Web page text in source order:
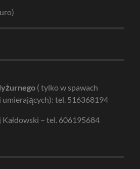
( tylko w spawach
umierających): tel. 516368194
Kałdowski – tel. 606195684